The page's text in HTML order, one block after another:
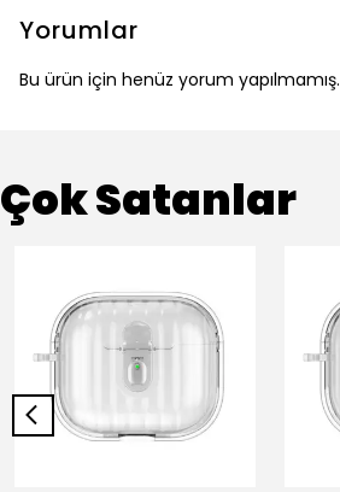
Yorumlar
Bu ürün için henüz yorum yapılmamış.
Çok Satanlar